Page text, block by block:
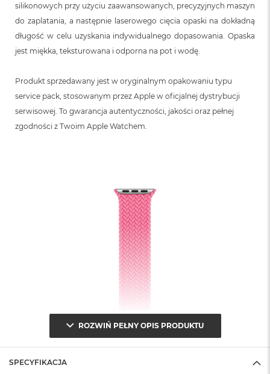
silikonowych przy użyciu zaawansowanych, precyzyjnych maszyn
do zaplatania, a następnie laserowego cięcia opaski na dokładną
długość w celu uzyskania indywidualnego dopasowania. Opaska
jest miękka, teksturowana i odporna na pot i wodę.
Produkt sprzedawany jest w oryginalnym opakowaniu typu
service pack, stosowanym przez Apple w oficjalnej dystrybucji
serwisowej. To gwarancja autentyczności, jakości oraz pełnej
zgodności z Twoim Apple Watchem.
ROZWIŃ PEŁNY OPIS PRODUKTU
SPECYFIKACJA